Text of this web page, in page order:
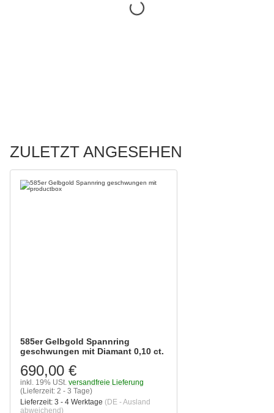
ZULETZT ANGESEHEN
585er Gelbgold Spannring
geschwungen mit Diamant 0,10 ct.
690,00 €
inkl. 19% USt. versandfreie Lieferung
(Lieferzeit: 2 - 3 Tage)
Lieferzeit: 3 - 4 Werktage (DE - Ausland
abweichend)